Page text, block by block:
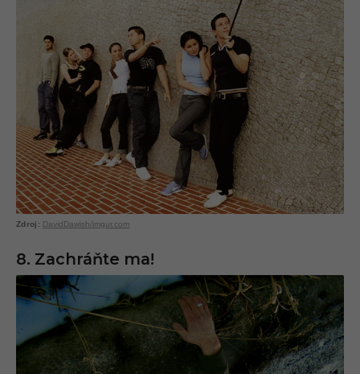
DavidDawish/imgur.com
8. Zachráňte ma!